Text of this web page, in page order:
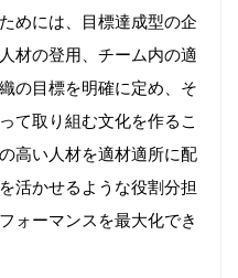
めには、目標達成型の企
材の登用、チーム内の適
の目標を明確に定め、そ
て取り組む文化を作るこ
高い人材を適材適所に配
活かせるような役割分担
ォーマンスを最大化でき